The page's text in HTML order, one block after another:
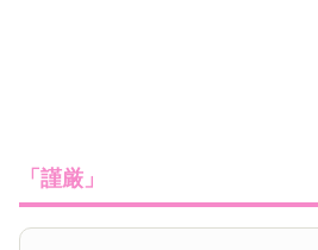
「謹厳」